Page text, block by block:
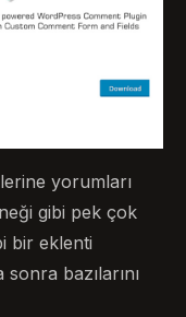
yorumları
gibi pek çok
bir eklenti
bazılarını